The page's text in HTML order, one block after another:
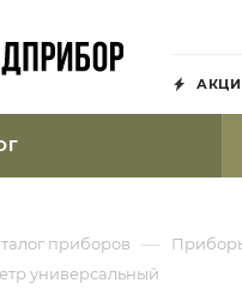
приборов —
универсальный